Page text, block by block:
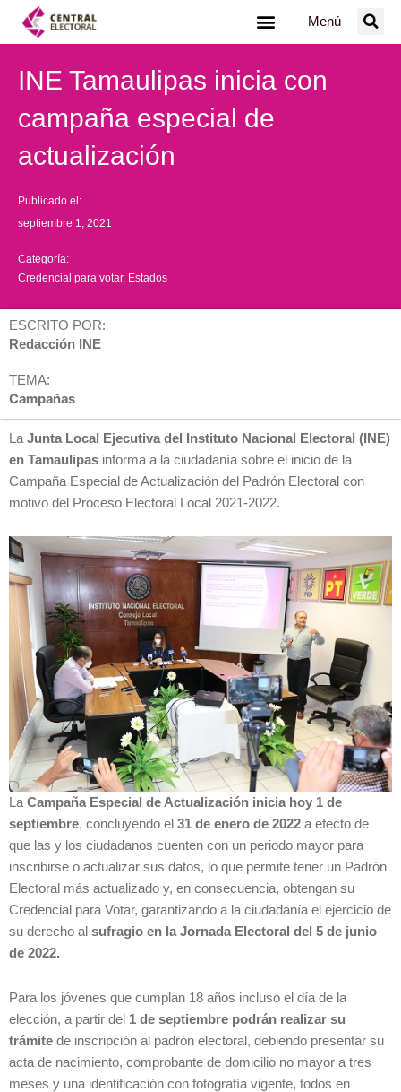
Menú
INE Tamaulipas inicia con
campaña especial de
actualización
Publicado el:
septiembre 1, 2021
Categoría:
Credencial para votar, Estados
ESCRITO POR:
Redacción INE
TEMA:
Campañas
La Junta Local Ejecutiva del Instituto Nacional Electoral (INE)
en Tamaulipas informa a la ciudadanía sobre el inicio de la
Campaña Especial de Actualización del Padrón Electoral con
motivo del Proceso Electoral Local 2021-2022.
La Campaña Especial de Actualización inicia hoy 1 de
septiembre, concluyendo el 31 de enero de 2022 a efecto de
que las y los ciudadanos cuenten con un periodo mayor para
inscribirse o actualizar sus datos, lo que permite tener un Padrón
Electoral más actualizado y, en consecuencia, obtengan su
Credencial para Votar, garantizando a la ciudadanía el ejercicio de
su derecho al sufragio en la Jornada Electoral del 5 de junio
de 2022.
Para los jóvenes que cumplan 18 años incluso el día de la
elección, a partir del 1 de septiembre podrán realizar su
trámite de inscripción al padrón electoral, debiendo presentar su
acta de nacimiento, comprobante de domicilio no mayor a tres
meses y una identificación con fotografía vigente, todos en